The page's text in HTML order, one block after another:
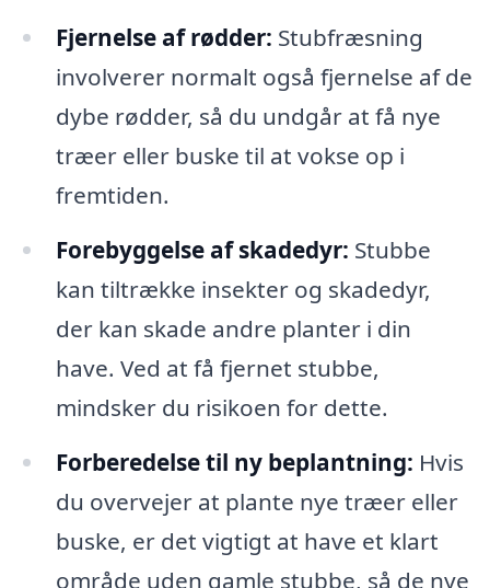
Fjernelse af rødder: Stubfræsning
involverer normalt også fjernelse af de
dybe rødder, så du undgår at få nye
træer eller buske til at vokse op i
fremtiden.
Forebyggelse af skadedyr: Stubbe
kan tiltrække insekter og skadedyr,
der kan skade andre planter i din
have. Ved at få fjernet stubbe,
mindsker du risikoen for dette.
Forberedelse til ny beplantning: Hvis
du overvejer at plante nye træer eller
buske, er det vigtigt at have et klart
område uden gamle stubbe, så de nye